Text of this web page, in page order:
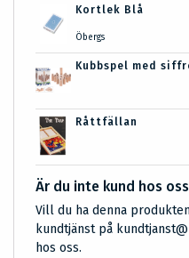
Kortlek Blå
Öbergs
Kubbspel med
Råttfällan
Är du inte kund hos
Vill du ha denna
kundtjänst på
hos oss.